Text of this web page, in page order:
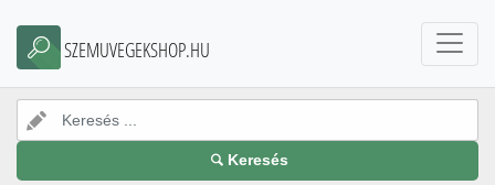
SZEMUVEGEKSHOP.HU
Keresés